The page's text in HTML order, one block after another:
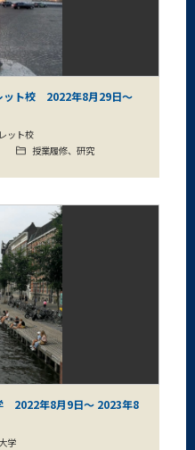
ット校 2022年8月29日～
ット校
授業履修、研究
2022年8月9日～ 2023年8
学